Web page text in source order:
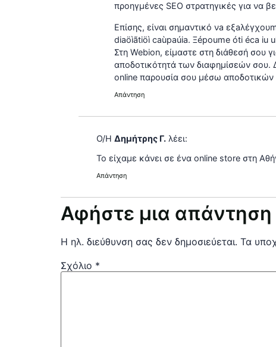
προηγμένες SEO στρατηγικές για να
Επίσης, είναι σημαντικό νa
diaöìãtiöì caùpaúia. Ξépoume óti éca iu
Στη Webion, είμαστε στη διάθεσή σου
αποδοτικότητά των διαφημίσεών σου.
online παρουσία σου μέσω
Απάντηση
Ο/Η Δημήτρης Γ. λέει:
Το είχαμε κάνει σε ένα online store στη
Απάντηση
Αφήστε μια απάντηση
Η ηλ. διεύθυνση σας δεν δημοσιεύεται. Τα
Σχόλιο *